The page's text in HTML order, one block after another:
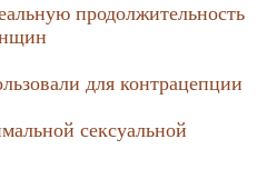
продолжительность
для контрацепции
сексуальной